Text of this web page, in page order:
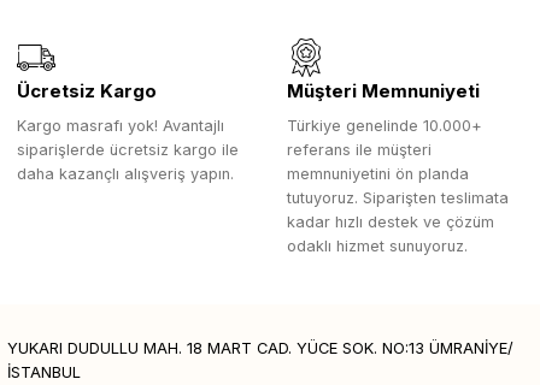
Ücretsiz Kargo
Kargo masrafı yok! Avantajlı
siparişlerde ücretsiz kargo ile
daha kazançlı alışveriş yapın.
Müşteri Memnuniyeti
Türkiye genelinde 10.000+
referans ile müşteri
memnuniyetini ön planda
tutuyoruz. Siparişten teslimata
kadar hızlı destek ve çözüm
odaklı hizmet sunuyoruz.
YUKARI DUDULLU MAH. 18 MART CAD. YÜCE SOK. NO:13 ÜMRANİYE/
İSTANBUL